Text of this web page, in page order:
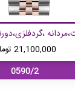
21,100,000
0590/2